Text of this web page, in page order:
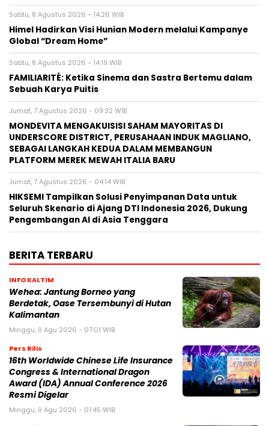
Sabtu, 8 Agustus 2026 - 14:26 WIB
Himel Hadirkan Visi Hunian Modern melalui Kampanye
Global “Dream Home”
Sabtu, 8 Agustus 2026 - 14:19 WIB
FAMILIARITÉ: Ketika Sinema dan Sastra Bertemu dalam
Sebuah Karya Puitis
Jumat, 7 Agustus 2026 - 09:32 WIB
MONDEVITA MENGAKUISISI SAHAM MAYORITAS DI
UNDERSCORE DISTRICT, PERUSAHAAN INDUK MAGLIANO,
SEBAGAI LANGKAH KEDUA DALAM MEMBANGUN
PLATFORM MEREK MEWAH ITALIA BARU
Jumat, 7 Agustus 2026 - 04:14 WIB
HIKSEMI Tampilkan Solusi Penyimpanan Data untuk
Seluruh Skenario di Ajang DTI Indonesia 2026, Dukung
Pengembangan AI di Asia Tenggara
BERITA TERBARU
INFO KALTIM
Wehea: Jantung Borneo yang
Berdetak, Oase Tersembunyi di Hutan
Kalimantan
Minggu, 9 Agu 2026 - 07:01 WIB
Pers Rilis
16th Worldwide Chinese Life Insurance
Congress & International Dragon
Award (IDA) Annual Conference 2026
Resmi Digelar
Minggu, 9 Agu 2026 - 01:45 WIB